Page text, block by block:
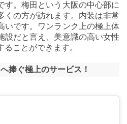
す。梅田という大阪の中心部に
くの方が訪れます。内装は非常
いです。ワンランク上の極上体
設だと言え、美意識の高い女性
ことができます。
捧ぐ極上のサービス！